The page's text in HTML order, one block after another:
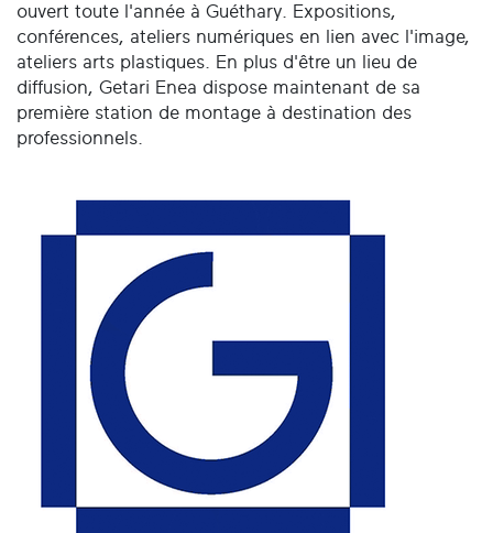
ouvert toute l'année à Guéthary. Expositions,
conférences, ateliers numériques en lien avec l'image,
ateliers arts plastiques. En plus d'être un lieu de
diffusion, Getari Enea dispose maintenant de sa
première station de montage à destination des
professionnels.